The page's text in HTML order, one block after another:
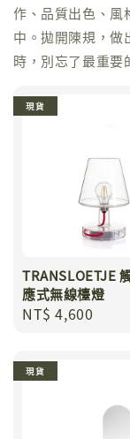
作、品質出色、風
中。拋開陳規，做
時，別忘了最重要
現貨
TRANSLOETJE
應式無線檯燈
Regular
NT$ 4,600
現貨